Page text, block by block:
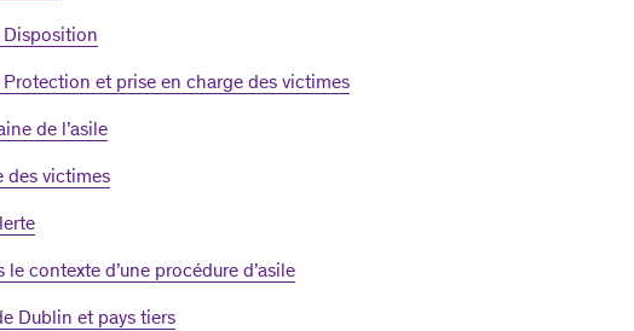
Disposition
Protection et prise en charge des victimes
de l’asile
des victimes
le contexte d’une procédure d’asile
Dublin et pays tiers